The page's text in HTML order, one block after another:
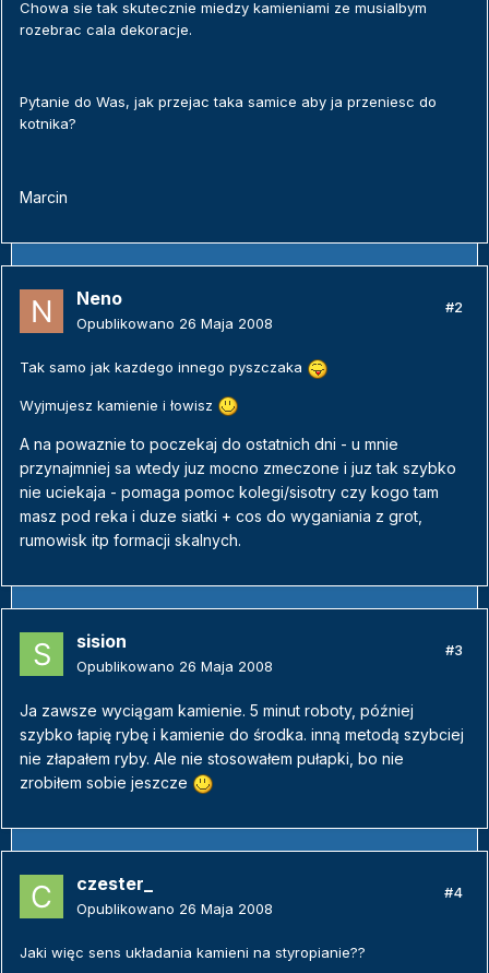
Chowa sie tak skutecznie miedzy kamieniami ze musialbym
rozebrac cala dekoracje.
Pytanie do Was, jak przejac taka samice aby ja przeniesc do
kotnika?
Marcin
Neno
Opublikowano 26 Maja 2008
#2
Tak samo jak kazdego innego pyszczaka
Wyjmujesz kamienie i łowisz
A na powaznie to poczekaj do ostatnich dni - u mnie
przynajmniej sa wtedy juz mocno zmeczone i juz tak szybko
nie uciekaja - pomaga pomoc kolegi/sisotry czy kogo tam
masz pod reka i duze siatki + cos do wyganiania z grot,
rumowisk itp formacji skalnych.
sision
Opublikowano 26 Maja 2008
#3
Ja zawsze wyciągam kamienie. 5 minut roboty, później
szybko łapię rybę i kamienie do środka. inną metodą szybciej
nie złapałem ryby. Ale nie stosowałem pułapki, bo nie
zrobiłem sobie jeszcze
czester_
Opublikowano 26 Maja 2008
#4
Jaki więc sens układania kamieni na styropianie??